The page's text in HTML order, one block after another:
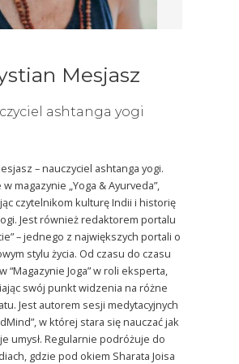
Mesjasz
ashtanga yogi
– nauczyciel ashtanga yogi.
magazynie „Yoga & Ayurveda”,
czytelnikom kulturę Indii i historię
Jest również redaktorem portalu
– jednego z największych portali o
stylu życia. Od czasu do czasu
“Magazynie Joga” w roli eksperta,
swój punkt widzenia na różne
Jest autorem sesji medytacyjnych
w której stara się nauczać jak
umysł. Regularnie podróżuje do
gdzie pod okiem Sharata Joisa